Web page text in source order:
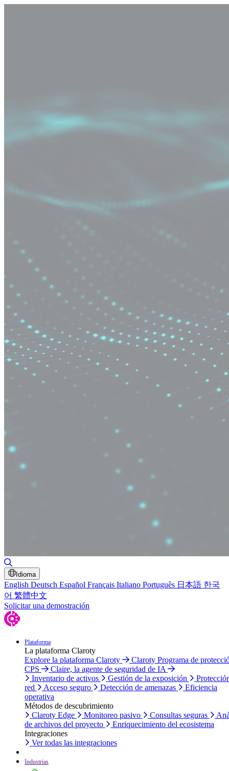
Idioma
English Deutsch Español Français Italiano Português 日本語 한국
어 繁體中文
Solicitar una demostración
Plataforma
La plataforma Claroty
Explore la plataforma Claroty
Claroty Programa de
CPS
Claire, la agente de seguridad de IA
Inventario de activos
Gestión de la exposición
red
Acceso seguro Detección de amenazas
Eficiencia
operativa
Métodos de descubrimiento
Claroty Edge
Monitoreo pasivo Consultas seguras
de archivos del proyecto
Enriquecimiento del ecosistema
Integraciones
Ver todas las integraciones
Industrias